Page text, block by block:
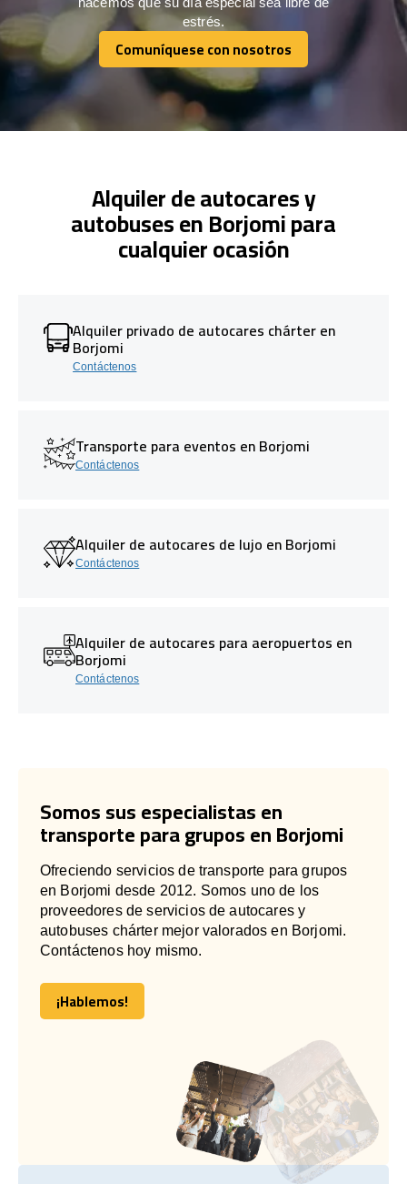
estrés.
Comuníquese con nosotros
Comuníquese con nosotros
Alquiler de autocares y
autobuses en Borjomi para
cualquier ocasión
Alquiler privado de autocares chárter en
Borjomi
Contáctenos
Transporte para eventos en Borjomi
Contáctenos
Alquiler de autocares de lujo en Borjomi
Contáctenos
Alquiler de autocares para aeropuertos en
Borjomi
Contáctenos
Somos sus especialistas en
transporte para grupos en Borjomi
Ofreciendo servicios de transporte para grupos
en Borjomi desde 2012. Somos uno de los
proveedores de servicios de autocares y
autobuses chárter mejor valorados en Borjomi.
Contáctenos hoy mismo.
¡Hablemos!
¡Hablemos!